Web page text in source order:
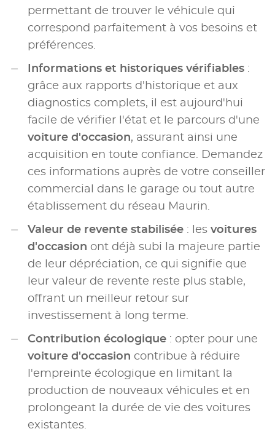
permettant de trouver le véhicule qui
correspond parfaitement à vos besoins et
préférences.
Informations et historiques vérifiables :
grâce aux rapports d'historique et aux
diagnostics complets, il est aujourd'hui
facile de vérifier l'état et le parcours d'une
voiture d'occasion, assurant ainsi une
acquisition en toute confiance. Demandez
ces informations auprès de votre conseiller
commercial dans le garage ou tout autre
établissement du réseau Maurin.
Valeur de revente stabilisée : les voitures
d'occasion ont déjà subi la majeure partie
de leur dépréciation, ce qui signifie que
leur valeur de revente reste plus stable,
offrant un meilleur retour sur
investissement à long terme.
Contribution écologique : opter pour une
voiture d'occasion contribue à réduire
l'empreinte écologique en limitant la
production de nouveaux véhicules et en
prolongeant la durée de vie des voitures
existantes.